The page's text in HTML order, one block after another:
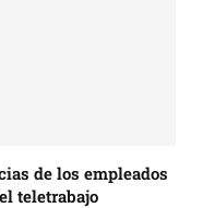
de los empleados
teletrabajo